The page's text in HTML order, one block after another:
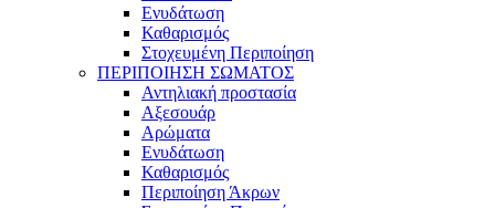
Ενυδάτωση
Καθαρισμός
Στοχευμένη Περιποίηση
ΠΕΡΙΠΟΙΗΣΗ ΣΩΜΑΤΟΣ
Αντηλιακή προστασία
Αξεσουάρ
Αρώματα
Ενυδάτωση
Καθαρισμός
Περιποίηση Άκρων